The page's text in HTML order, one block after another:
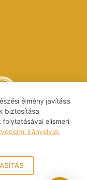
élmény javítása
biztosítása
elismeri
irányelvek